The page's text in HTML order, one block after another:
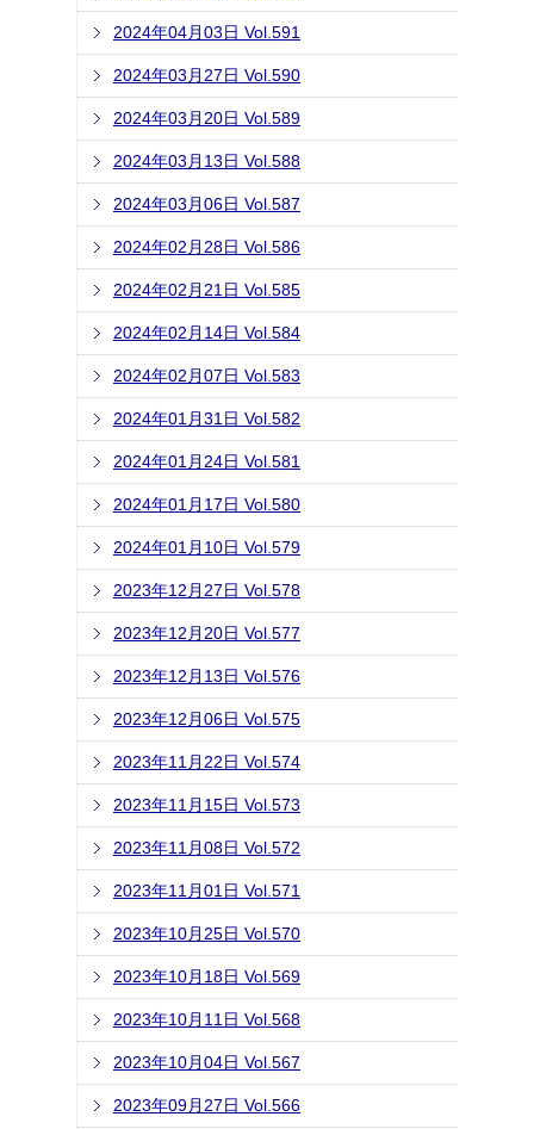
2024年04月03日 Vol.591
2024年03月27日 Vol.590
2024年03月20日 Vol.589
2024年03月13日 Vol.588
2024年03月06日 Vol.587
2024年02月28日 Vol.586
2024年02月21日 Vol.585
2024年02月14日 Vol.584
2024年02月07日 Vol.583
2024年01月31日 Vol.582
2024年01月24日 Vol.581
2024年01月17日 Vol.580
2024年01月10日 Vol.579
2023年12月27日 Vol.578
2023年12月20日 Vol.577
2023年12月13日 Vol.576
2023年12月06日 Vol.575
2023年11月22日 Vol.574
2023年11月15日 Vol.573
2023年11月08日 Vol.572
2023年11月01日 Vol.571
2023年10月25日 Vol.570
2023年10月18日 Vol.569
2023年10月11日 Vol.568
2023年10月04日 Vol.567
2023年09月27日 Vol.566